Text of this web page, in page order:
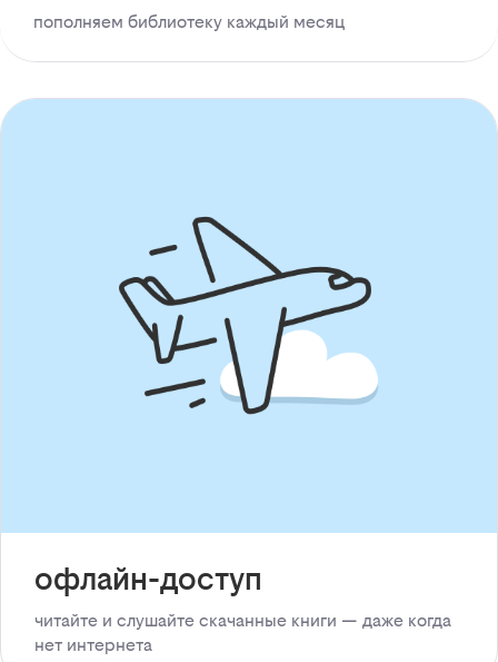
пополняем библиотеку каждый месяц
офлайн-доступ
читайте и слушайте скачанные книги — даже когда
нет интернета